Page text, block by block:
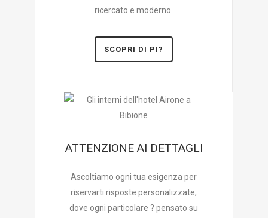
ricercato e moderno.
SCOPRI DI PI?
ATTENZIONE AI DETTAGLI
Ascoltiamo ogni tua esigenza per
riservarti risposte personalizzate,
dove ogni particolare ? pensato su